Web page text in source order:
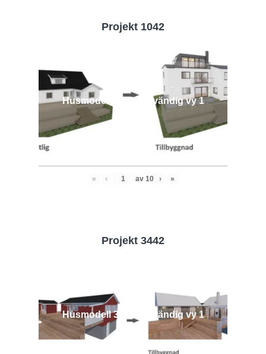
Projekt 1042
Husmodell 1042 - Utvändig vy 1
« ‹ av 10 › »
Projekt 3442
Husmodell 3442 - Utvändig vy 1